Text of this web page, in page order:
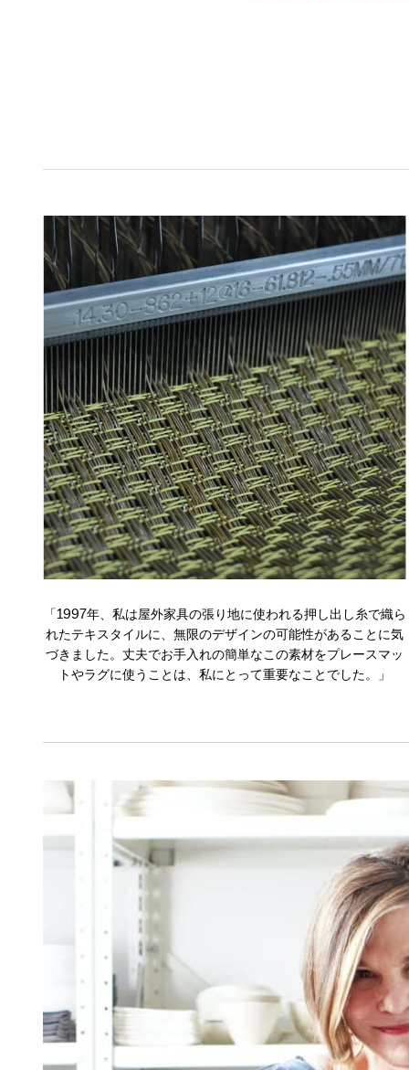
「1997年、私は屋外家具の張り地に使われる押し出し糸で織ら
れたテキスタイルに、無限のデザインの可能性があることに気
づきました。丈夫でお手入れの簡単なこの素材をプレースマッ
トやラグに使うことは、私にとって重要なことでした。」